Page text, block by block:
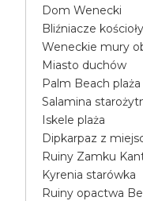
Dom Wenecki
Bliźniacze kościoły
Weneckie mury
Miasto duchów
Palm Beach
Salamina
Iskele plaża
Dipkarpaz z
Ruiny Zamku
Kyrenia starówka
Ruiny opactwa